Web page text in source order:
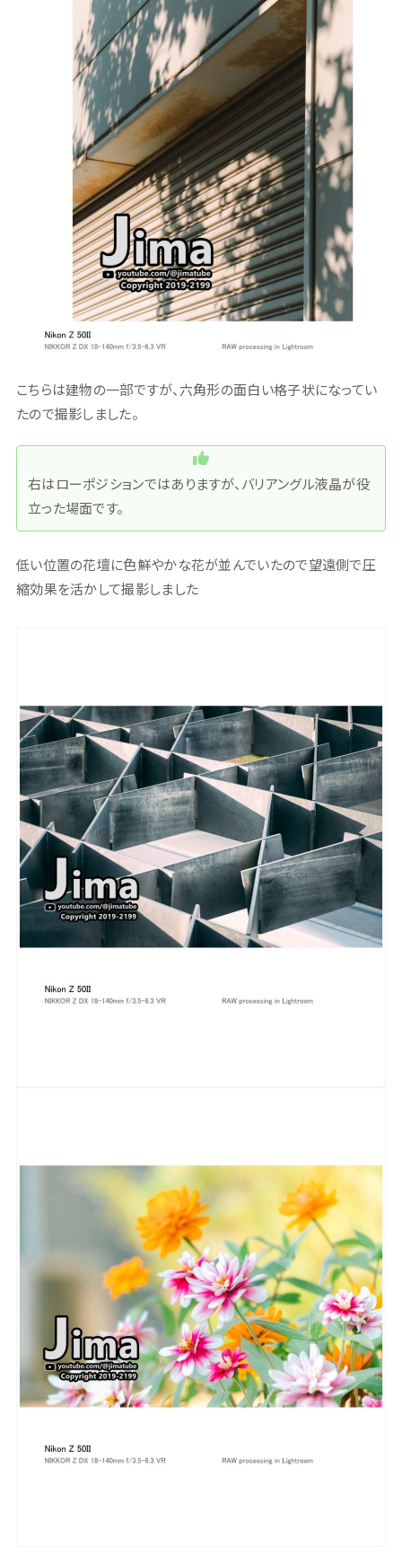
こちらは建物の一部ですが、六角形の面白い格子状になってい
たので撮影しました。
右はローポジションではありますが、バリアングル液晶が役
立った場面です。
低い位置の花壇に色鮮やかな花が並んでいたので望遠側で圧
縮効果を活かして撮影しました